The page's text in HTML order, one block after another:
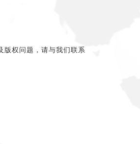
版权问题，请与我们联系